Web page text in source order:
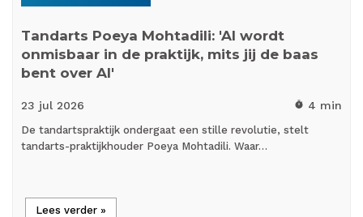
Tandarts Poeya Mohtadili: 'AI wordt
onmisbaar in de praktijk, mits jij de baas
bent over AI'
23 jul 2026 timer 4 min
De tandartspraktijk ondergaat een stille revolutie, stelt
tandarts-praktijkhouder Poeya Mohtadili. Waar…
Lees verder »